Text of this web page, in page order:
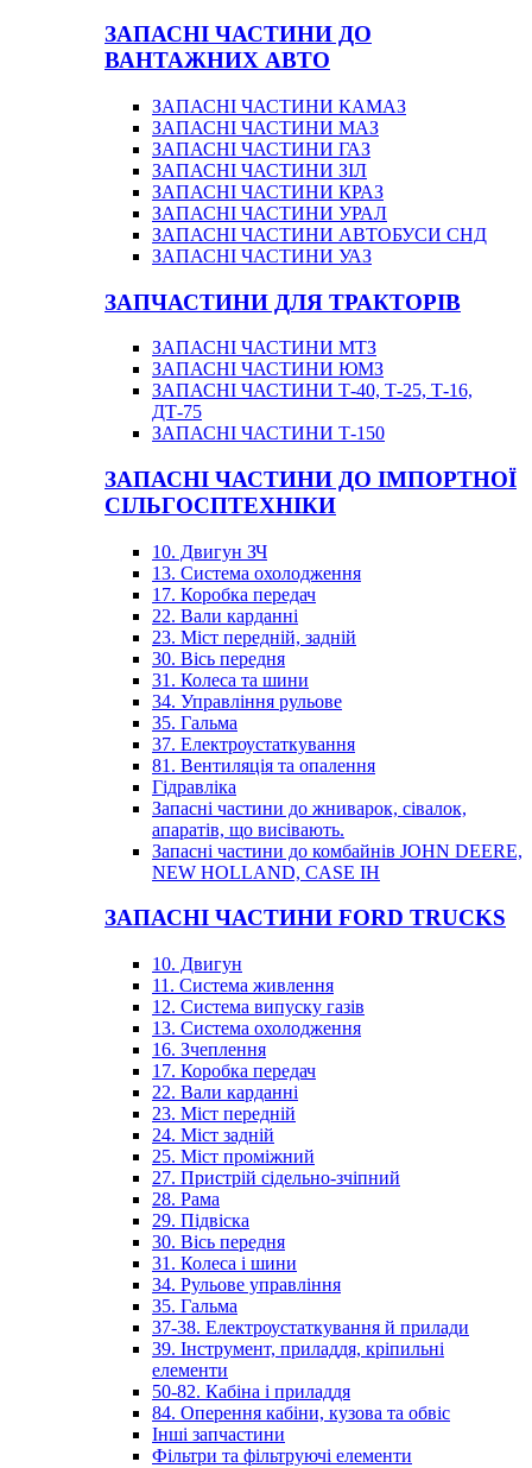
ЗАПАСНІ ЧАСТИНИ ДО
ВАНТАЖНИХ АВТО
ЗАПАСНІ ЧАСТИНИ КАМАЗ
ЗАПАСНІ ЧАСТИНИ МАЗ
ЗАПАСНІ ЧАСТИНИ ГАЗ
ЗАПАСНІ ЧАСТИНИ ЗІЛ
ЗАПАСНІ ЧАСТИНИ КРАЗ
ЗАПАСНІ ЧАСТИНИ УРАЛ
ЗАПАСНІ ЧАСТИНИ АВТОБУСИ СНД
ЗАПАСНІ ЧАСТИНИ УАЗ
ЗАПЧАСТИНИ ДЛЯ ТРАКТОРІВ
ЗАПАСНІ ЧАСТИНИ МТЗ
ЗАПАСНІ ЧАСТИНИ ЮМЗ
ЗАПАСНІ ЧАСТИНИ Т-40, Т-25, Т-16,
ДТ-75
ЗАПАСНІ ЧАСТИНИ Т-150
ЗАПАСНІ ЧАСТИНИ ДО ІМПОРТНОЇ
СІЛЬГОСПТЕХНІКИ
10. Двигун ЗЧ
13. Система охолодження
17. Коробка передач
22. Вали карданні
23. Міст передній, задній
30. Вісь передня
31. Колеса та шини
34. Управління рульове
35. Гальма
37. Електроустаткування
81. Вентиляція та опалення
Гідравліка
Запасні частини до жниварок, сівалок,
апаратів, що висівають.
Запасні частини до комбайнів JOHN DEERE,
NEW HOLLAND, CASE IH
ЗАПАСНІ ЧАСТИНИ FORD TRUCKS
10. Двигун
11. Система живлення
12. Система випуску газів
13. Система охолодження
16. Зчеплення
17. Коробка передач
22. Вали карданні
23. Міст передній
24. Міст задній
25. Міст проміжний
27. Пристрій сідельно-зчіпний
28. Рама
29. Підвіска
30. Вісь передня
31. Колеса і шини
34. Рульове управління
35. Гальма
37-38. Електроустаткування й прилади
39. Інструмент, приладдя, кріпильні
елементи
50-82. Кабіна і приладдя
84. Оперення кабіни, кузова та обвіс
Інші запчастини
Фільтри та фільтруючі елементи